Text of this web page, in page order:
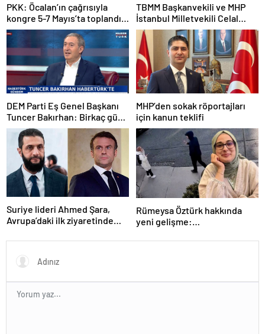
PKK: Öcalan’ın çağrısıyla
kongre 5-7 Mayıs’ta toplandı!
Tarihi bir karar alındı!
TBMM Başkanvekili ve MHP
İstanbul Milletvekili Celal
Adan: Kan ve kin devri
kapanmıştır
DEM Parti Eş Genel Başkanı
Tuncer Bakırhan: Birkaç gün
içerisinde kongre kararları
açıklanacak
MHP’den sokak röportajları
için kanun teklifi
Suriye lideri Ahmed Şara,
Avrupa’daki ilk ziyaretinde
Rümeysa Öztürk hakkında
yeni gelişme:
geciktirilmemesini istedi